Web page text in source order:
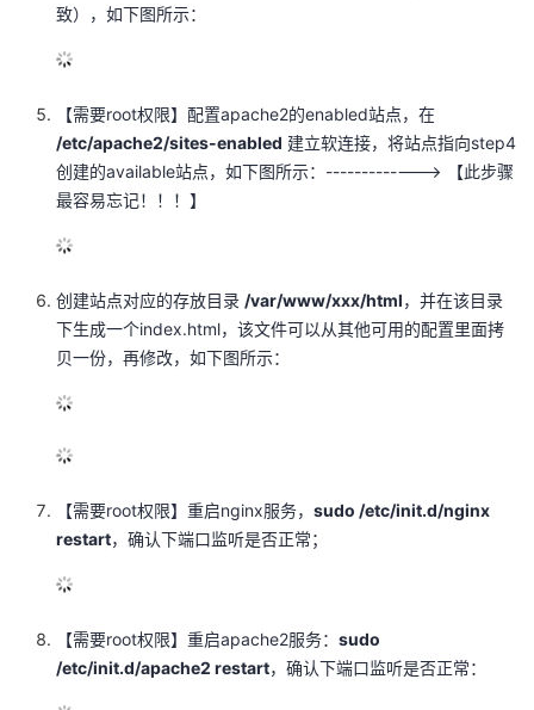
致），如下图所示：
【需要root权限】配置apache2的enabled站点，在
/etc/apache2/sites-enabled 建立软连接，将站点指向step4
创建的available站点，如下图所示：-------------> 【此步骤
最容易忘记！！！】
创建站点对应的存放目录 /var/www/xxx/html，并在该目录
下生成一个index.html，该文件可以从其他可用的配置里面拷
贝一份，再修改，如下图所示：
【需要root权限】重启nginx服务， sudo /etc/init.d/nginx
restart，确认下端口监听是否正常；
【需要root权限】重启apache2服务： sudo
/etc/init.d/apache2 restart，确认下端口监听是否正常：